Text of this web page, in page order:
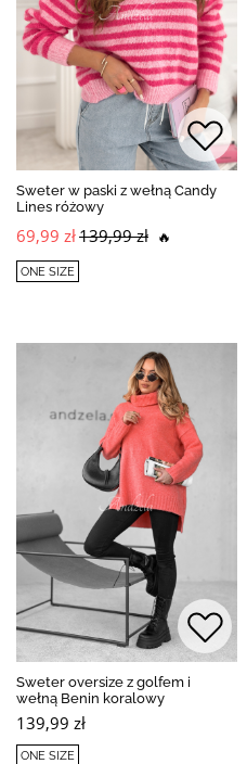
Sweter w paski z wełną Candy
Lines różowy
69,99 zł139,99 zł 🔥
ONE SIZE
Sweter oversize z golfem i
wełną Benin koralowy
139,99 zł
ONE SIZE